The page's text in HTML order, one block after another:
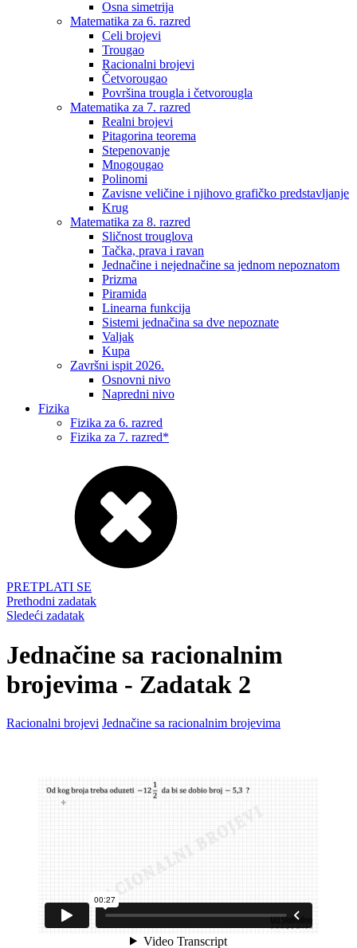
Osna simetrija
Matematika za 6. razred
Celi brojevi
Trougao
Racionalni brojevi
Četvorougao
Površina trougla i četvorougla
Matematika za 7. razred
Realni brojevi
Pitagorina teorema
Stepenovanje
Mnogougao
Polinomi
Zavisne veličine i njihovo grafičko predstavljanje
Krug
Matematika za 8. razred
Sličnost trouglova
Tačka, prava i ravan
Jednačine i nejednačine sa jednom nepoznatom
Prizma
Piramida
Linearna funkcija
Sistemi jednačina sa dve nepoznate
Valjak
Kupa
Završni ispit 2026.
Osnovni nivo
Napredni nivo
Fizika
Fizika za 6. razred
Fizika za 7. razred*
PRETPLATI SE
Prethodni zadatak
Sledeći zadatak
Jednačine sa racionalnim
brojevima - Zadatak 2
Racionalni brojevi Jednačine sa racionalnim brojevima